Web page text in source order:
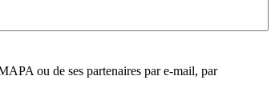
ou de ses partenaires par e-mail, par